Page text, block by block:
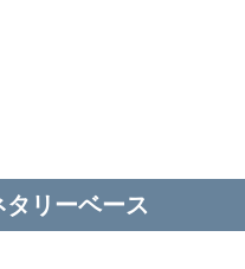
タリーベース